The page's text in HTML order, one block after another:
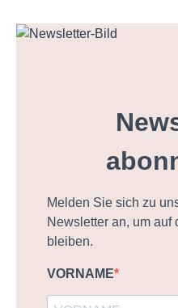
Melden Sie sich zu
Newsletter an, um auf
bleiben.
VORNAME